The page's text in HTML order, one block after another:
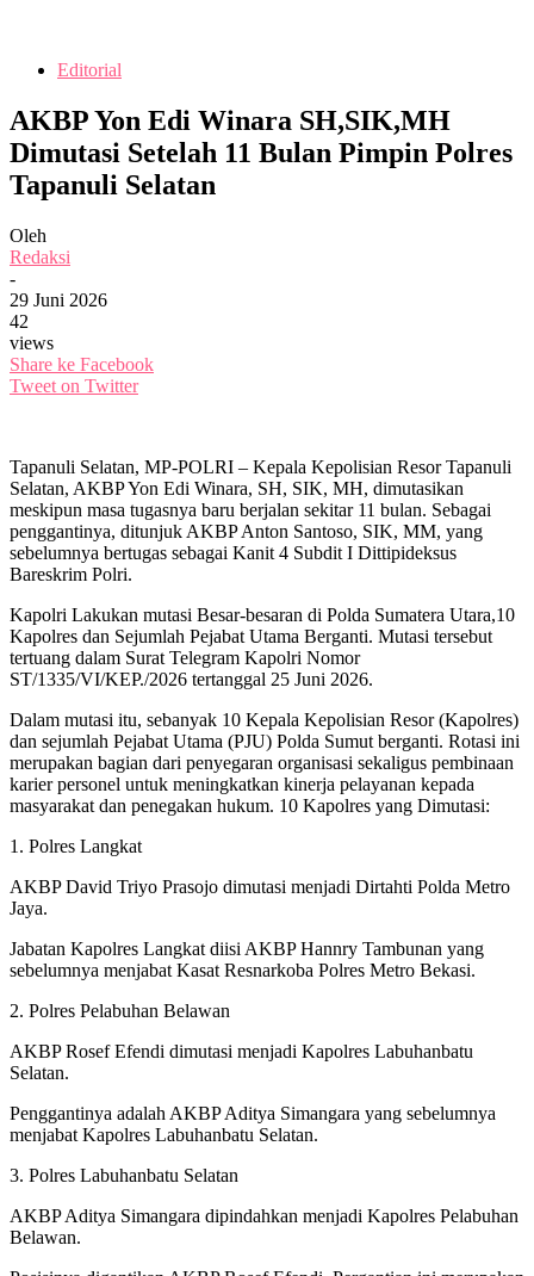
Editorial
AKBP Yon Edi Winara SH,SIK,MH
Dimutasi Setelah 11 Bulan Pimpin Polres
Tapanuli Selatan
Oleh
Redaksi
-
29 Juni 2026
42
views
Share ke Facebook
Tweet on Twitter
Tapanuli Selatan, MP-POLRI – Kepala Kepolisian Resor Tapanuli
Selatan, AKBP Yon Edi Winara, SH, SIK, MH, dimutasikan
meskipun masa tugasnya baru berjalan sekitar 11 bulan. Sebagai
penggantinya, ditunjuk AKBP Anton Santoso, SIK, MM, yang
sebelumnya bertugas sebagai Kanit 4 Subdit I Dittipideksus
Bareskrim Polri.
Kapolri Lakukan mutasi Besar-besaran di Polda Sumatera Utara,10
Kapolres dan Sejumlah Pejabat Utama Berganti. Mutasi tersebut
tertuang dalam Surat Telegram Kapolri Nomor
ST/1335/VI/KEP./2026 tertanggal 25 Juni 2026.
Dalam mutasi itu, sebanyak 10 Kepala Kepolisian Resor (Kapolres)
dan sejumlah Pejabat Utama (PJU) Polda Sumut berganti. Rotasi ini
merupakan bagian dari penyegaran organisasi sekaligus pembinaan
karier personel untuk meningkatkan kinerja pelayanan kepada
masyarakat dan penegakan hukum. 10 Kapolres yang Dimutasi:
1. Polres Langkat
AKBP David Triyo Prasojo dimutasi menjadi Dirtahti Polda Metro
Jaya.
Jabatan Kapolres Langkat diisi AKBP Hannry Tambunan yang
sebelumnya menjabat Kasat Resnarkoba Polres Metro Bekasi.
2. Polres Pelabuhan Belawan
AKBP Rosef Efendi dimutasi menjadi Kapolres Labuhanbatu
Selatan.
Penggantinya adalah AKBP Aditya Simangara yang sebelumnya
menjabat Kapolres Labuhanbatu Selatan.
3. Polres Labuhanbatu Selatan
AKBP Aditya Simangara dipindahkan menjadi Kapolres Pelabuhan
Belawan.